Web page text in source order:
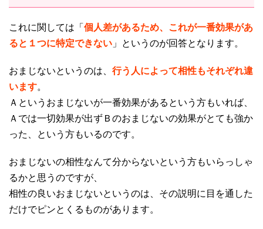
これに関しては「 個人差があるため、これが一番効果があ
ると１つに特定できない 」というのが回答となります。
おまじないというのは、 行う人によって相性もそれぞれ違
います。
Ａというおまじないが一番効果があるという方もいれば、
Ａでは一切効果が出ずＢのおまじないの効果がとても強か
った、という方もいるのです。
おまじないの相性なんて分からないという方もいらっしゃ
るかと思うのですが、
相性の良いおまじないというのは、その説明に目を通した
だけでピンとくるものがあります。